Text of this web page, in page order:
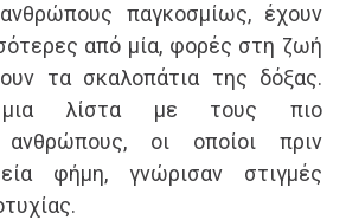
παγκοσμίως, έχουν
από μία, φορές στη ζωή
τα σκαλοπάτια της δόξας.
μια λίστα με τους πιο
ανθρώπους, οι οποίοι πριν
φήμη, γνώρισαν στιγμές